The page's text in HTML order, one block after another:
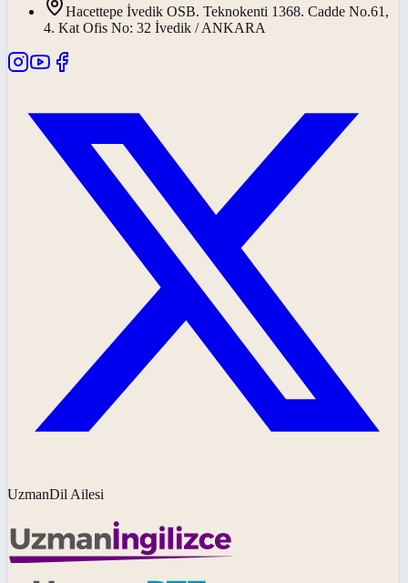
Hacettepe İvedik OSB. Teknokenti 1368. Cadde No.61,
4. Kat Ofis No: 32 İvedik / ANKARA
UzmanDil Ailesi